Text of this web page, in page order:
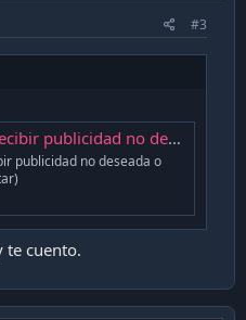
#3
deseada o spam (No Molestar) - Portal SERNAC
publicidad no deseada o
te cuento.